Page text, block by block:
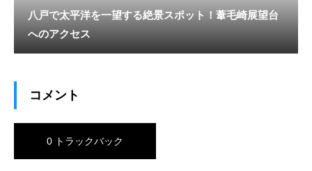
八戸で太平洋を一望する絶景スポット！葦毛崎展望台
へのアクセス
コメント
0 トラックバック